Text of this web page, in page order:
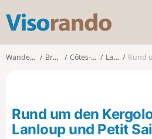
s
o
o
Wanderungen Bretagne Côtes-d'Armor Lanloup Rund um
Rund um den
Lanloup und Petit